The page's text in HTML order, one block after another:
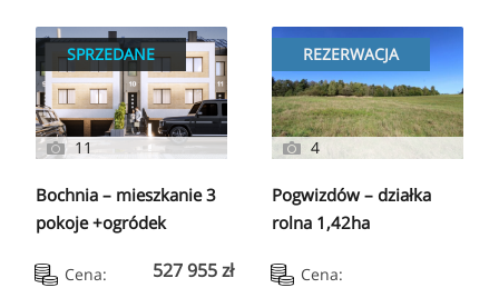
SPRZEDANE
11
Bochnia – mieszkanie 3
pokoje +ogródek
Cena: 527 955 zł
REZERWACJA
4
Pogwizdów – działka
rolna 1,42ha
Cena: